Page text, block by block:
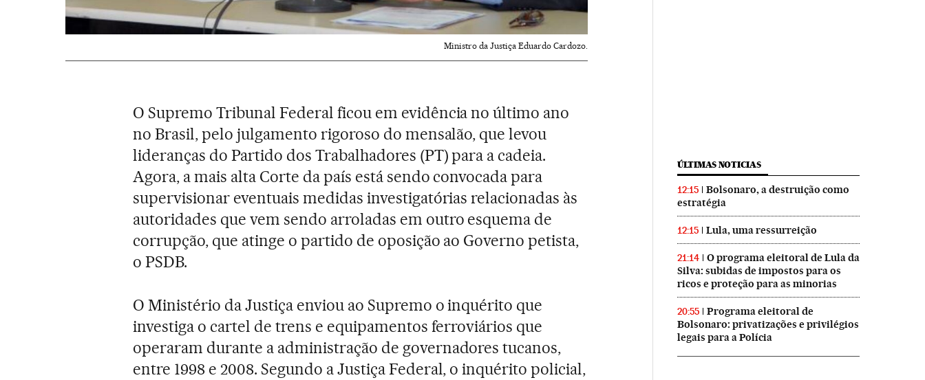
Ministro da Justiça Eduardo Cardozo.
O Supremo Tribunal Federal ficou em evidência no último ano
no Brasil, pelo julgamento rigoroso do mensalão, que levou
lideranças do Partido dos Trabalhadores (PT) para a cadeia.
Agora, a mais alta Corte da país está sendo convocada para
supervisionar eventuais medidas investigatórias relacionadas às
autoridades que vem sendo arroladas em outro esquema de
corrupção, que atinge o partido de oposição ao Governo petista,
o PSDB.
O Ministério da Justiça enviou ao Supremo o inquérito que
investiga o cartel de trens e equipamentos ferroviários que
operaram durante a administração de governadores tucanos,
entre 1998 e 2008. Segundo a Justiça Federal, o inquérito policial,
ÚLTIMAS NOTICIAS
12:15
Bolsonaro, a destruição como
estratégia
12:15 Lula, uma ressurreição
21:14
O programa eleitoral de Lula da
Silva: subidas de impostos para os
ricos e proteção para as minorias
20:55
Programa eleitoral de
Bolsonaro: privatizações e privilégios
legais para a Polícia